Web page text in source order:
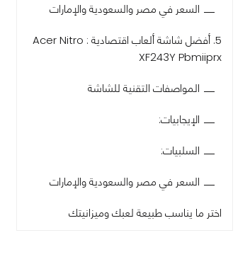
السعر في مصر والسعودية والإمارات
5. أفضل شاشة ألعاب اقتصادية : Acer Nitro
XF243Y Pbmiiprx
المواصفات التقنية للشاشة
الإيجابيات:
السلبيات:
السعر في مصر والسعودية والإمارات
اختر ما يناسب طبيعة لعبك وميزانيتك